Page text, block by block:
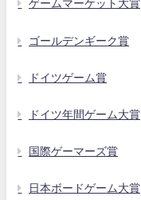
ゲームマーケット大賞
ゴールデンギーク賞
ドイツゲーム賞
ドイツ年間ゲーム大賞
国際ゲーマーズ賞
日本ボードゲーム大賞